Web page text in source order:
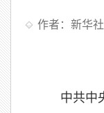
作者：新华社
中共中